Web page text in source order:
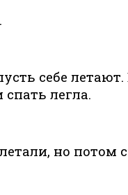
себе
легла.
но потом